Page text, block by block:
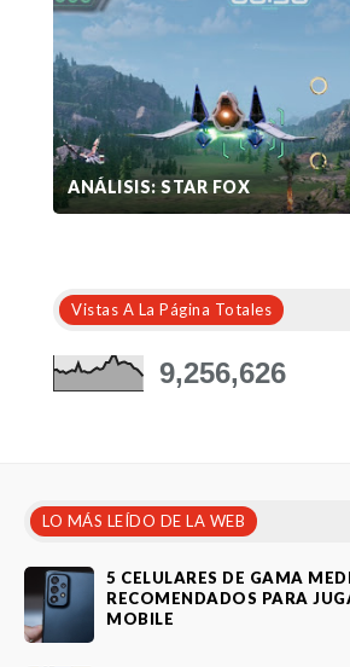
ANÁLISIS: STAR FOX
Vistas A La Página Totales
9,256,626
LO MÁS LEÍDO DE LA WEB
5 CELULARES DE GAMA
RECOMENDADOS PARA
MOBILE